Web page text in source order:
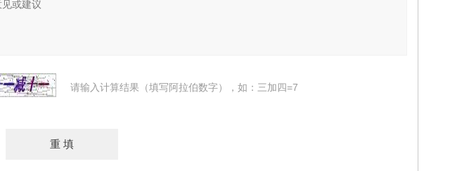
请输入计算结果（填写阿拉伯数字），如：三加四=7